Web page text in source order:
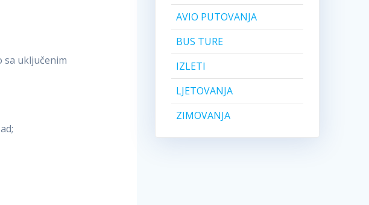
sa uključenim
AVIO PUTOVANJA
BUS TURE
IZLETI
LJETOVANJA
ZIMOVANJA